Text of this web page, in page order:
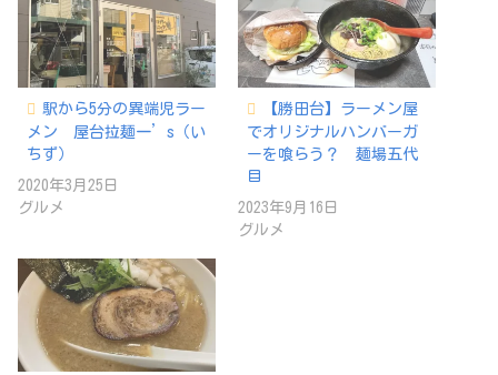
中…
駅から5分の異端児ラー
メン 屋台拉麺一’s（い
ちず）
2020年3月25日
グルメ
【勝田台】ラーメン屋
でオリジナルハンバーガ
ーを喰らう？ 麺場五代
目
2023年9月16日
グルメ